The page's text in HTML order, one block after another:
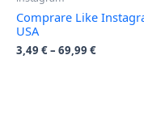
Comprare Like
USA
3,49 €– 69,99 €